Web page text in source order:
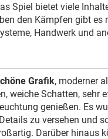
Spiel bietet viele
den Kämpfen gibt es
Handwerk und
Grafik, moderner
weiche Schatten, sehr
genießen. Es
zu versehen und
Darüber hinaus